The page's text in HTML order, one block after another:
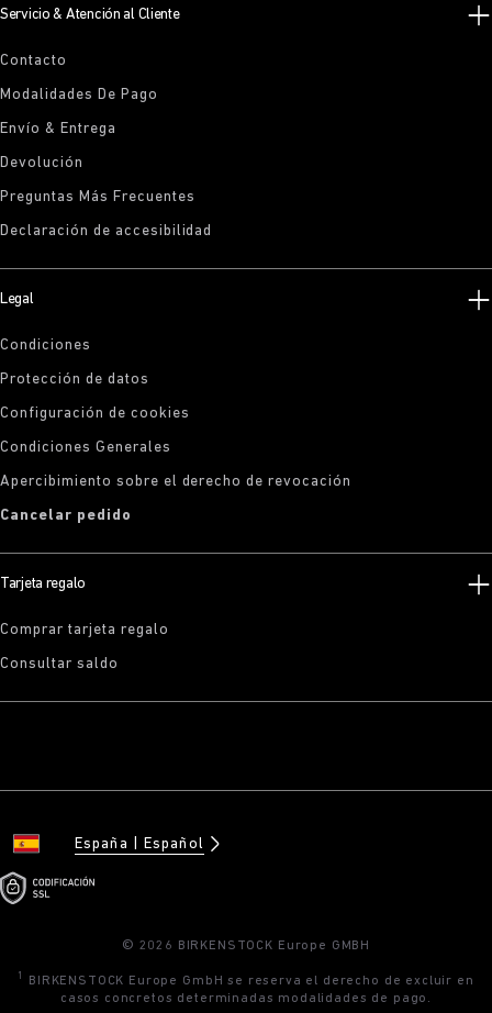
Servicio & Atención al Cliente
Contacto
Modalidades De Pago
Envío & Entrega
Devolución
Preguntas Más Frecuentes
Declaración de accesibilidad
Legal
Condiciones
Protección de datos
Configuración de cookies
Condiciones Generales
Apercibimiento sobre el derecho de revocación
Cancelar pedido
Tarjeta regalo
Comprar tarjeta regalo
Consultar saldo
España Español
© 2026 BIRKENSTOCK Europe GMBH
1
BIRKENSTOCK Europe GmbH se reserva el derecho de excluir en
casos concretos determinadas modalidades de pago.